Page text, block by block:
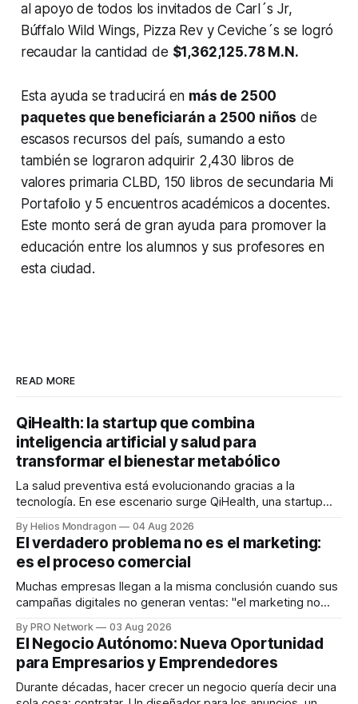
al apoyo de todos los invitados de Carl´s Jr,
Búffalo Wild Wings, Pizza Rev y Ceviche´s se logró
recaudar la cantidad de $1,362,125.78 M.N.
Esta ayuda se traducirá en más de 2500
paquetes que beneficiarán a 2500 niños de
escasos recursos del país, sumando a esto
también se lograron adquirir 2,430 libros de
valores primaria CLBD, 150 libros de secundaria Mi
Portafolio y 5 encuentros académicos a docentes.
Este monto será de gran ayuda para promover la
educación entre los alumnos y sus profesores en
esta ciudad.
READ MORE
QiHealth: la startup que combina
inteligencia artificial y salud para
transformar el bienestar metabólico
La salud preventiva está evolucionando gracias a la
tecnología. En ese escenario surge QiHealth, una startup
dispositivos inteligentes, inteligencia artificial y monitoreo
en tiempo real para ayudar a las personas a tomar mejores
decisiones sobre su salud metabólica. Su propuesta busca
responder
By Helios Mondragon 04 Aug 2026
El verdadero problema no es el marketing:
es el proceso comercial
Muchas empresas llegan a la misma conclusión cuando sus
campañas digitales no generan ventas: "el marketing no
INTERIUS, el problema suele estar en otro lugar. Durante
una entrevista para el podcast SER PRO, el especialista en
marketing digital explicó que
By PRO Network 03 Aug 2026
El Negocio Autónomo: Nueva Oportunidad
para Empresarios y Emprendedores
Durante décadas, hacer crecer un negocio quería decir una